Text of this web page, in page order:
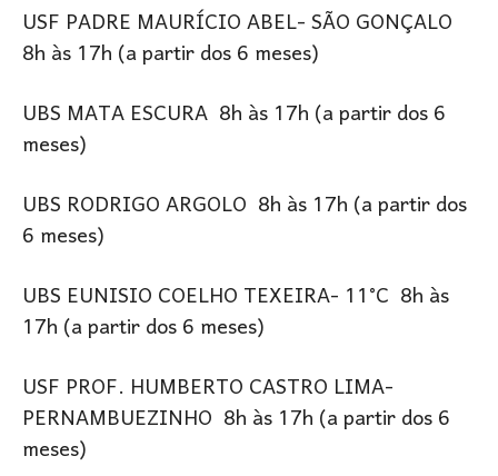
USF PADRE MAURÍCIO ABEL- SÃO GONÇALO
8h às 17h (a partir dos 6 meses)
UBS MATA ESCURA 8h às 17h (a partir dos 6
meses)
UBS RODRIGO ARGOLO 8h às 17h (a partir dos
6 meses)
UBS EUNISIO COELHO TEXEIRA- 11°C 8h às
17h (a partir dos 6 meses)
USF PROF. HUMBERTO CASTRO LIMA-
PERNAMBUEZINHO 8h às 17h (a partir dos 6
meses)